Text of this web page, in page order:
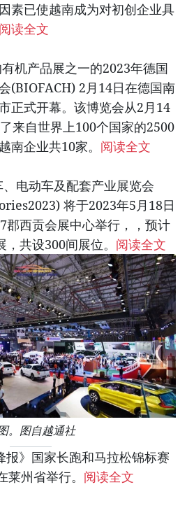
素已使越南成为对初创企业具
阅读全文
机产品展之一的2023年德国
(BIOFACH) 2月14日在德国南
正式开幕。该博览会从2月14
来自世界上100个国家的2500
南企业共10家。 阅读全文
电动车及配套产业展览会
将于2023年5月18日
郡西贡会展中心举行，，预计
共设300间展位。 阅读全文
。图自越通社
报》国家长跑和马拉松锦标赛
州省举行。 阅读全文